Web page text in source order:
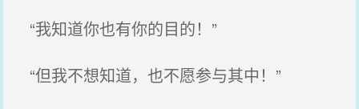
“我知道你也有你的目的！”
“但我不想知道，也不愿参与其中！”